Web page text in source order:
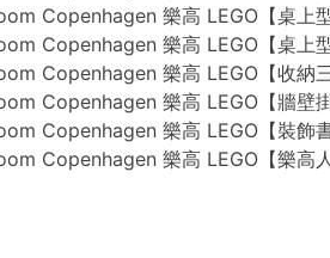
Copenhagen 樂高 LEGO【桌上
Copenhagen 樂高 LEGO【桌上
Copenhagen 樂高 LEGO【收納三
Copenhagen 樂高 LEGO【牆壁掛
Copenhagen 樂高 LEGO【裝飾書
Copenhagen 樂高 LEGO【樂高人